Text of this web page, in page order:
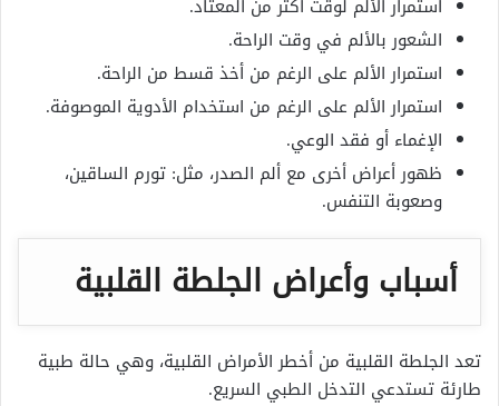
الشعور بالألم في وقت الراحة.
استمرار الألم على الرغم من أخذ قسط من الراحة.
استمرار الألم على الرغم من استخدام الأدوية الموصوفة.
الإغماء أو فقد الوعي.
ظهور أعراض أخرى مع ألم الصدر، مثل: تورم الساقين،
وصعوبة التنفس.
أسباب وأعراض الجلطة القلبية
تعد الجلطة القلبية من أخطر الأمراض القلبية، وهي حالة طبية
طارئة تستدعي التدخل الطبي السريع.